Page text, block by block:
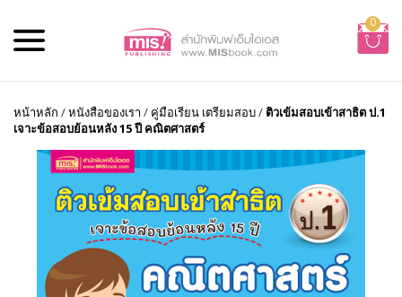
0
หน้าหลัก /หนังสือของเรา / คู่มือเรียน เตรียมสอบ/ ติวเข้มสอบเข้าสาธิต ป.1
เจาะข้อสอบย้อนหลัง 15 ปี คณิตศาสตร์